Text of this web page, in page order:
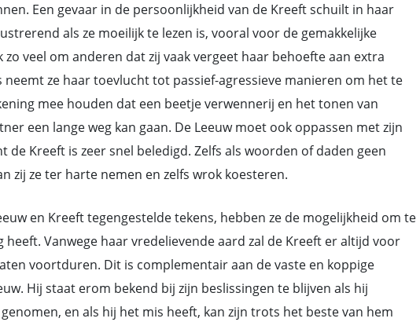
Een gevaar in de persoonlijkheid van de Kreeft schuilt in haar
als ze moeilijk te lezen is, vooral voor de gemakkelijke
zo veel om anderen dat zij vaak vergeet haar behoefte aan extra
neemt ze haar toevlucht tot passief-agressieve manieren om het te
mee houden dat een beetje verwennerij en het tonen van
een lange weg kan gaan. De Leeuw moet ook oppassen met zijn
de Kreeft is zeer snel beledigd. Zelfs als woorden of daden geen
zij ze ter harte nemen en zelfs wrok koesteren.
en Kreeft tegengestelde tekens, hebben ze de mogelijkheid om te
Vanwege haar vredelievende aard zal de Kreeft er altijd voor
voortduren. Dit is complementair aan de vaste en koppige
Hij staat erom bekend bij zijn beslissingen te blijven als hij
en als hij het mis heeft, kan zijn trots het beste van hem